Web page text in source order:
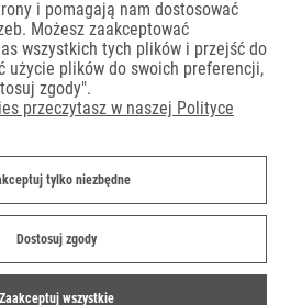
i pomagają nam dostosować
Możesz zaakceptować
wszystkich tych plików i przejść do
użycie plików do swoich preferencji,
zgody".
przeczytasz w naszej Polityce
tylko niezbędne
Dostosuj zgody
Zaakceptuj wszystkie